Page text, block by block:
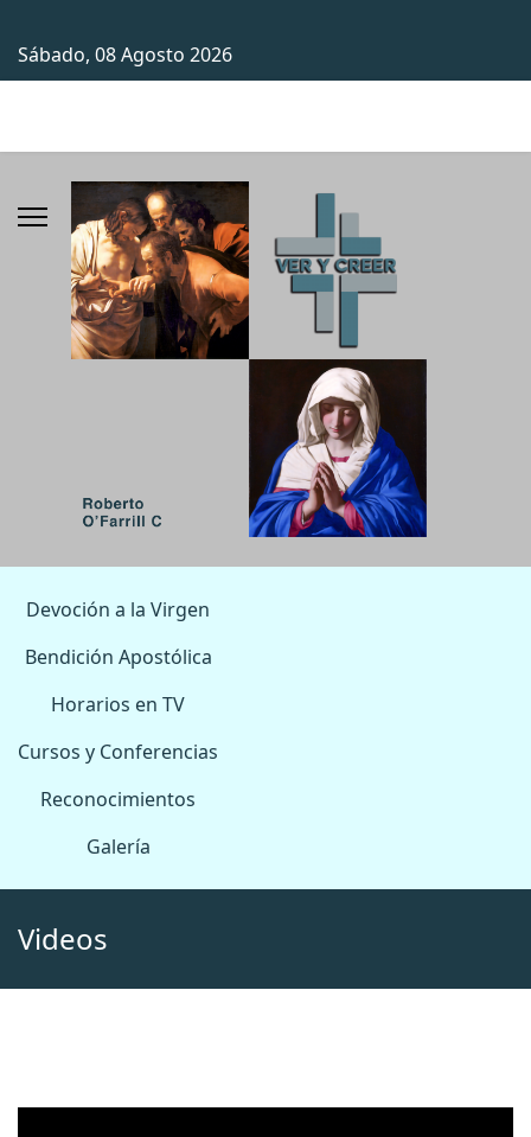
Sábado, 08 Agosto 2026
Devoción a la Virgen
Bendición Apostólica
Horarios en TV
Cursos y Conferencias
Reconocimientos
Galería
Videos